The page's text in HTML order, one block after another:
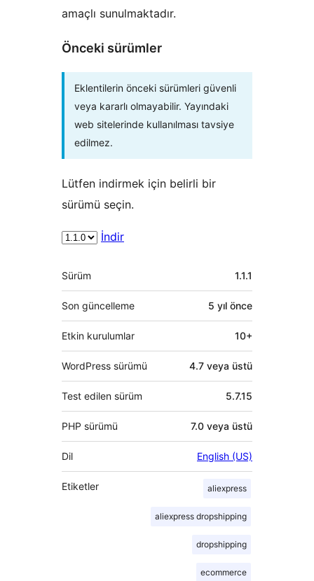
amaçlı sunulmaktadır.
Önceki sürümler
Eklentilerin önceki sürümleri güvenli
veya kararlı olmayabilir. Yayındaki
web sitelerinde kullanılması tavsiye
edilmez.
Lütfen indirmek için belirli bir
sürümü seçin.
İndir
Meta
Sürüm 1.1.1
Son güncelleme 5 yıl önce
Etkin kurulumlar 10+
WordPress sürümü 4.7 veya üstü
Test edilen sürüm 5.7.15
PHP sürümü 7.0 veya üstü
Dil English (US)
Etiketler aliexpress
aliexpress dropshipping
dropshipping
ecommerce